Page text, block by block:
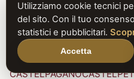
CASTELNUOVO DI PORTO
CASTELNUOVO MAGRA
CASTELNUOVO PARANO
CASTELNUOVO SCRIVIA
CASTELPAGANO
Utilizziamo cookie tecnici
del sito. Con il tuo
statistici e pubblicitari.
Accetta